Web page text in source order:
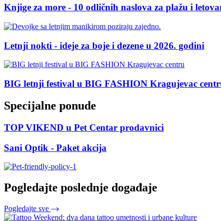
Knjige za more - 10 odličnih naslova za plažu i
Letnji nokti - ideje za boje i dezene u 2026. godini
BIG letnji festival u BIG FASHION Kragujevac
Specijalne ponude
TOP VIKEND u Pet Centar prodavnici
Sani Optik - Paket akcija
Pogledajte poslednje događaje
Pogledajte sve